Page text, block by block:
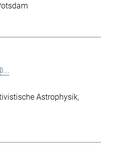
Astrophysik